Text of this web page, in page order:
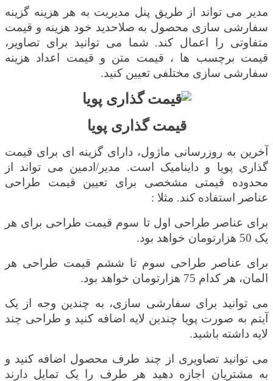
مدیر می تواند از طریق پنل مدیریت به هر هزینه گزینه
سفارشی سازی محصول به صلاحدید خود هزینه و قیمت
متفاوتی را اعمال کند. شما می توانید برای تصاویر،
قیمت برچسب ها ، قیمت متن و قیمت اعداد هزینه
سفارشی سازی مختلفی تعیین کنید.
قیمت گذاری پویا
آخرین به روزرسانی ماژول، دارای گزینه ای برای قیمت
گذاری پویا و داینامیک است. مدیر/ادمین می تواند از
محدوده قیمتی مشخصی برای تعیین قیمت طراحی
عناصر استفاده کند. مثلا :
برای عناصر طراحی اول تا سوم قیمت طراحی برای هر
یک 50 هزارتومان خواهد بود.
برای عناصر طراحی سوم تا ششم قیمت طراحی هر
المان، هر کدام 75 هزارتومان خواهد بود.
می توانید برای سفارشی سازی، به چندین وجه از یک
آیتم به صورت پویا چندین لایه اضافه کنید و طراحی چند
لایه داشته باشید.
می توانید تصاویری از چند طرف محصول اضافه کنید و
به مشتریان اجازه دهید هر طرف را یک تمایل دارند